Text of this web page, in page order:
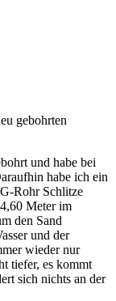
gebohrten
und habe bei
habe ich ein
Rohr Schlitze
Meter im
den Sand
und der
wieder nur
tiefer, es kommt
sich nichts an der